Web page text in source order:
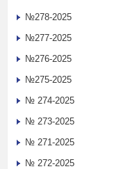
№278-2025
№277-2025
№276-2025
№275-2025
№ 274-2025
№ 273-2025
№ 271-2025
№ 272-2025